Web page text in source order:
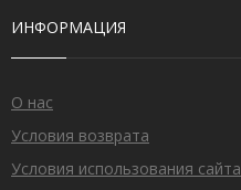
ИНФОРМАЦИЯ
О нас
Условия возврата
Условия использования сайта